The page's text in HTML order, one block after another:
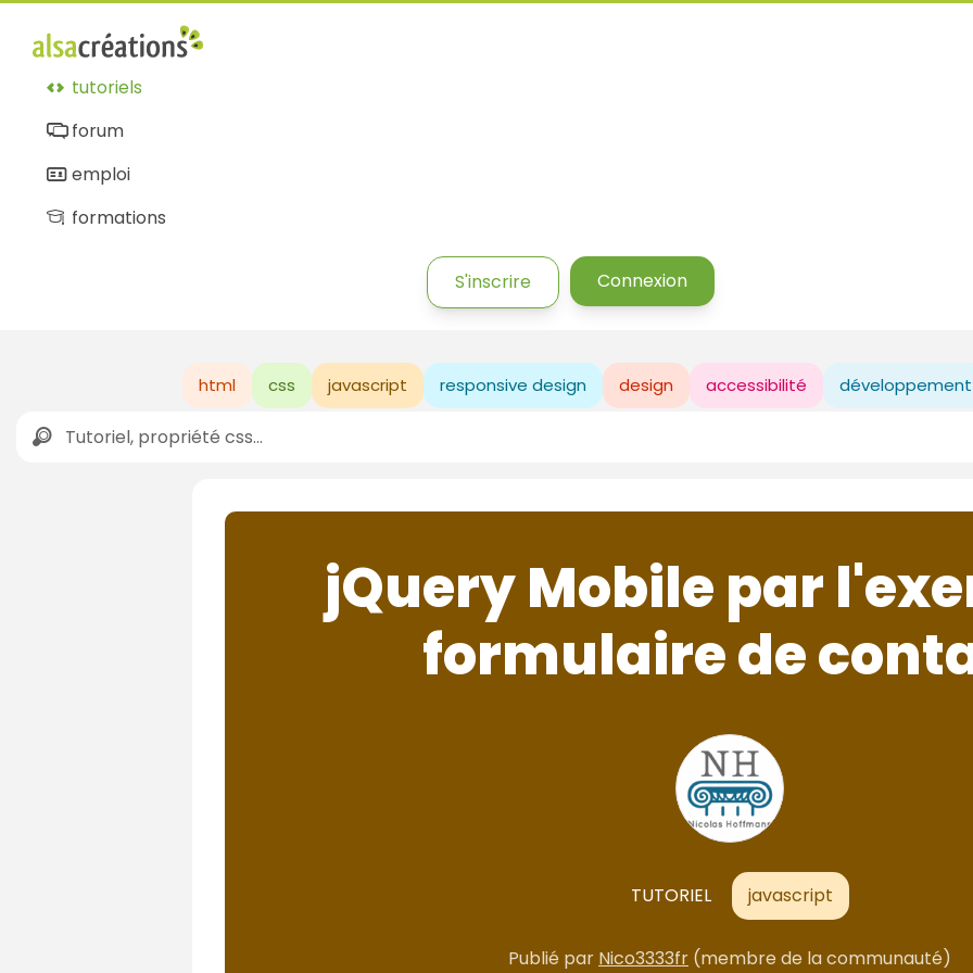
tutoriels
forum
emploi
formations
S'inscrire Connexion
html css javascript responsive design design accessibilité développement
jQuery Mobile par
formulaire de
TUTORIEL javascript
Publié par Nico3333fr (membre de la communauté)